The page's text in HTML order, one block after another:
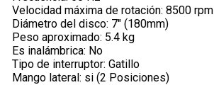
Velocidad máxima de rotación: 8500 rpm
Diámetro del disco: 7" (180mm)
Peso aproximado: 5.4 kg
Es inalámbrica: No
Tipo de interruptor: Gatillo
Mango lateral: si (2 Posiciones)